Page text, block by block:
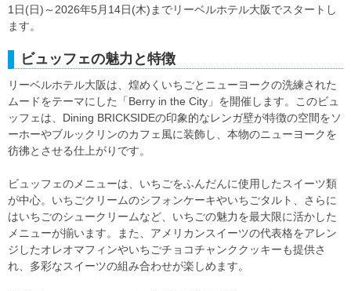
1日(日)～2026年5月14日(木)までリーベルホテル大阪でスタートし
ます。
ビュッフェの魅力と特徴
リーベルホテル大阪は、煌めくいちごとニューヨークの洗練された
ムードをテーマにした「Berry in the City」を開催します。このビュ
ッフェは、Dining BRICKSIDEの印象的なレンガ壁が特徴の空間をソ
ーホーやブルックリンのカフェ風に装飾し、本物のニューヨークを
彷彿とさせる仕上がりです。
ビュッフェのメニューは、いちごをふんだんに使用したスイーツ類
が中心。いちごクリームのシフォンケーキやいちごタルト、さらに
はいちごのシュークリームなど、いちごの魅力を最大限に活かした
メニューが揃います。また、アメリカンスイーツの代表格をアレン
ジしたオレオマフィンやいちごチョコチャンククッキーも提供さ
れ、多彩なスイーツの組み合わせが楽しめます。